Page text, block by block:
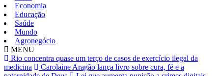
Economia
Educação
Saúde
Mundo
Agronegócio
MENU
Rio concentra quase um terço de casos de exercício ilegal da
medicina
Carolaine Aragão lança livro sobre cura, fé e a